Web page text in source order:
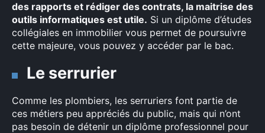
des rapports et rédiger des contrats, la maitrise des
outils informatiques est utile. Si un diplôme d’études
collégiales en immobilier vous permet de poursuivre
cette majeure, vous pouvez y accéder par le bac.
Le serrurier
Comme les plombiers, les serruriers font partie de
ces métiers peu appréciés du public, mais qui n’ont
pas besoin de détenir un diplôme professionnel pour